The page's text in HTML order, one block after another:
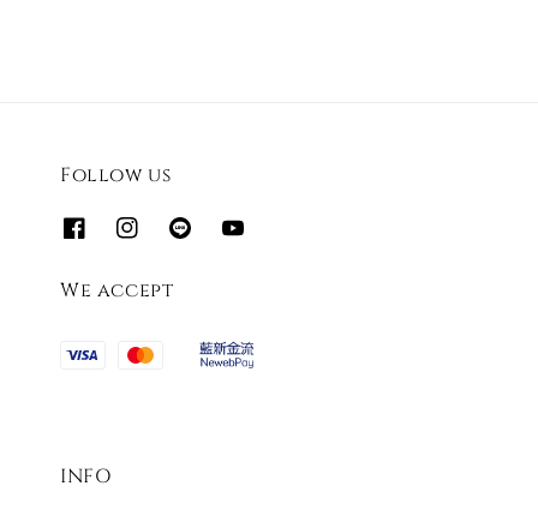
Follow us
We accept
INFO